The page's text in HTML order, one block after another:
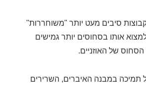
סיבים מעט יותר "משוחררות"
למצוא אותו בסחוסים יותר גמישים
של האוזניים.
תמיכה במבנה האיברים, השרירים